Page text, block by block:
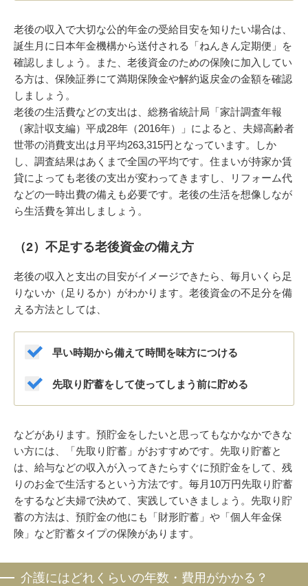
老後の収入で大切な公的年金の受給目安を知りたい場合は、
誕生月に日本年金機構から送付される「ねんきん定期便」を
確認しましょう。また、老後資金のための保険に加入してい
る方は、保険証券にて満期保険金や解約返戻金の金額を確認
しましょう。
老後の生活費などの支出は、総務省統計局「家計調査年報
（家計収支編）平成28年（2016年）」によると、夫婦高齢者
世帯の消費支出は月平均263,315円となっています。しか
し、調査結果はあくまで全国の平均です。住まいが持家か賃
貸によっても老後の支出が変わってきますし、リフォーム代
などの一時出費の備えも必要です。老後の生活を想像しなが
ら生活費を算出しましょう。
（2）不足する老後資金の備え方
老後の収入と支出の目安がイメージできたら、毎月いくら足
りないか（足りるか）がわかります。老後資金の不足分を備
える方法としては、
早い時期から備えて時間を味方につける
先取り貯蓄をして使ってしまう前に貯める
などがあります。預貯金をしたいと思ってもなかなかできな
い方には、「先取り貯蓄」がおすすめです。先取り貯蓄と
は、給与などの収入が入ってきたらすぐに預貯金をして、残
りのお金で生活するという方法です。毎月10万円先取り貯蓄
をするなど夫婦で決めて、実践していきましょう。先取り貯
蓄の方法は、預貯金の他にも「財形貯蓄」や「個人年金保
険」など貯蓄タイプの保険があります。
介護にはどれくらいの年数・費用がかかる？